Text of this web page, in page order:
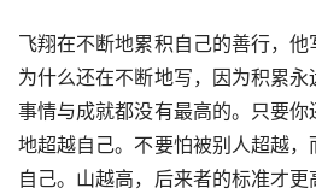
飞翔在不断地累积自己的善行，他
为什么还在不断地写，因为积累
事情与成就都没有最高的。只要
地超越自己。不要怕被别人超越
自己。山越高，后来者的标准才